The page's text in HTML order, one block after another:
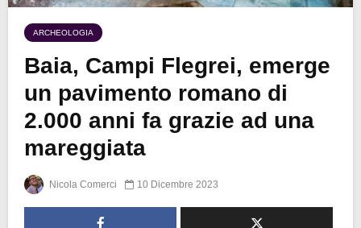
ARCHEOLOGIA
Baia, Campi Flegrei, emerge
un pavimento romano di
2.000 anni fa grazie ad una
mareggiata
Nicola Comerci 10 Dicembre 2023